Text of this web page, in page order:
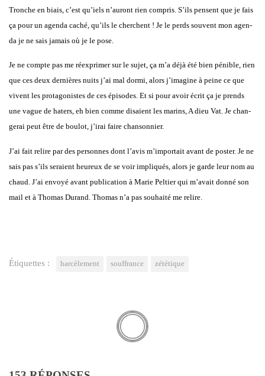
Tronche en biais , c’est qu’iels n’auront rien com­pris. S’ils pensent que je fais
ça pour un agen­da caché, qu’ils le cherchent ! Je le perds sou­vent mon agen­
da je ne sais jamais où je le pose.
Je ne compte pas me réex­pri­mer sur le sujet, ça m’a déjà été bien pénible, rien
que ces deux der­nières nuits j’ai mal dor­mi, alors j’imagine à peine ce que
vivent les pro­ta­go­nistes de ces épi­sodes. Et si pour avoir écrit ça je prends
une vague de haters, eh bien comme disaient les marins,A dieu Vat. Je chan­
ge­rai peut être de bou­lot, j’irai faire chan­son­nier.
J’ai fait relire par des per­sonnes dont l’avis m’importait avant de pos­ter. Je ne
sais pas s’ils seraient heu­reux de se voir impli­qués, alors je garde leur nom au
chaud. J’ai envoyé avant publi­ca­tion à Marie Pel­tier qui m’avait don­né son
mail et à Tho­mas Durand. Tho­mas n’a pas sou­hai­té me relire.
Étiquettes : harcèlement souffrance zététique